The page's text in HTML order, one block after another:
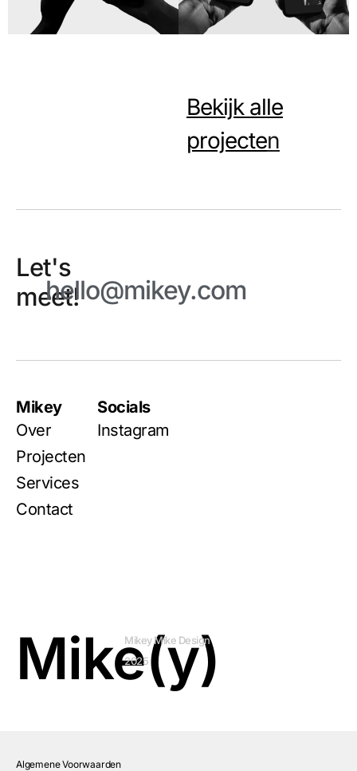
Bekijk alle
projecten
Let's
meet!
hello@mikey.com
Mikey
Over
Projecten
Services
Contact
Socials
Instagram
Mike(y)
Mikey Mike Design
2025
Algemene Voorwaarden